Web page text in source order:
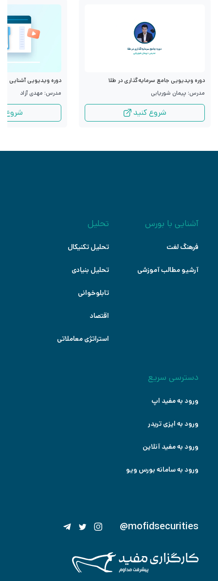
دوره ویدیویی جامع سرمایه‌گذاری در طلا
مدرس: پیمان شوریابی
شروع کنید
دوره ویدیویی آشنایی با
مدرس: مهدی آزاد
شروع
@mofidsecurities
آشنایی با بورس
فرهنگ لغت
آرشیو مطالب آموزشی
تحلیل
تحلیل تکنیکال
تحلیل بنیادی
تابلوخوانی
اقتصاد
استراتژی معاملاتی
دسترسی سریع
ورود به مفید اپ
ورود به ایزی تریدر
ورود به مفید آنلاین
ورود به سامانه بورس ویو